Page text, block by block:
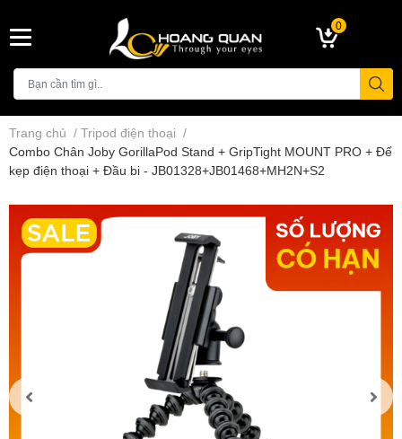
0
Trang chủ / Tripod điện thoại /
Combo Chân Joby GorillaPod Stand + GripTight MOUNT PRO + Đế
kẹp điện thoại + Đầu bi - JB01328+JB01468+MH2N+S2